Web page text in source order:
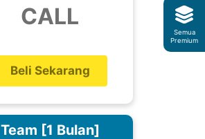
CALL
Beli Sekarang
Team [1 Bulan]
Semua
Premium